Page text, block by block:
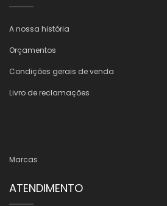
A nossa história
Orçamentos
Condições gerais de venda
Livro de reclamações
Marcas
ATENDIMENTO